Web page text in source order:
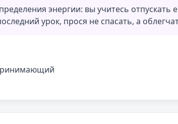
энергии: вы учитесь отпускать
урок, прося не спасать, а